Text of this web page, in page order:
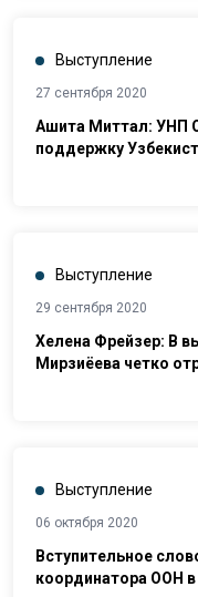
Выступление
27 сентября 2020
Ашита Миттал: УНП
поддержку
Выступление
29 сентября 2020
Хелена Фрейзер: В
Мирзиёева четко
Выступление
06 октября 2020
Вступительное
координатора ООН в